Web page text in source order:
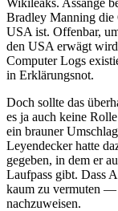
Bradley Manning die
USA ist. Offenbar,
den USA erwägt
Computer Logs
in Erklärungsnot.
Doch sollte das
es ja auch keine
ein brauner
Leyendecker hatte
gegeben, in dem er
Laufpass gibt. Dass
kaum zu vermuten —
nachzuweisen.